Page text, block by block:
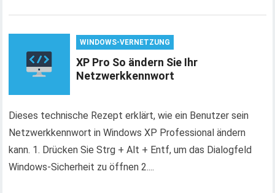
WINDOWS-VERNETZUNG
XP Pro So ändern Sie Ihr
Netzwerkkennwort
Dieses technische Rezept erklärt, wie ein Benutzer sein
Netzwerkkennwort in Windows XP Professional ändern
kann. 1. Drücken Sie Strg + Alt + Entf, um das Dialogfeld
Windows-Sicherheit zu öffnen 2....